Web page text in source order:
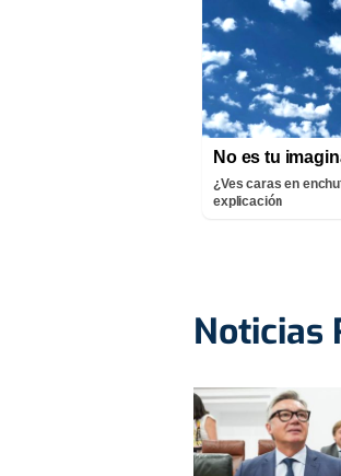
No es tu
¿Ves caras en
explicación
Noticias